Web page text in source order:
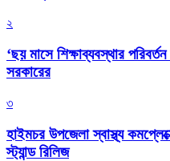
২
‘ছয় মাসে শিক্ষাব্যবস্থার
সরকারের
৩
হাইমচর উপজেলা স্বাস্থ্য
স্ট্যান্ড রিলিজ